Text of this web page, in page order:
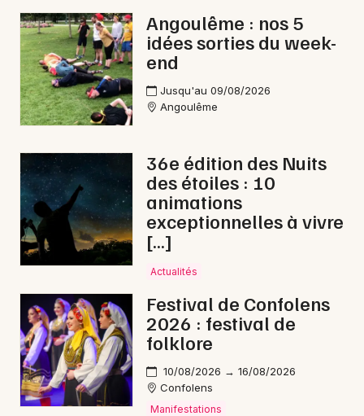
Artistes en tournée
Actus à Ruffec
Magazine à Ruffec
Choisir mes départements
Mon email
Je m'abonne
Angoulême : nos 5
idées sorties du week-
end
Jusqu'au 09/08/2026
Angoulême
36e édition des Nuits
des étoiles : 10
animations
exceptionnelles à vivre
[…]
Actualités
Festival de Confolens
2026 : festival de
folklore
10/08/2026 → 16/08/2026
Confolens
Manifestations